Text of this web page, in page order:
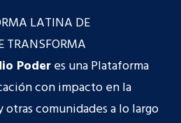
LATINA DE
TRANSFORMA
Poderes una Plataforma
con impacto en la
otras comunidades a lo largo